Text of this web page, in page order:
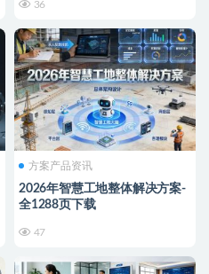
36
方案产品资讯
2026年智慧工地整体解决方案-
全1288页下载
47